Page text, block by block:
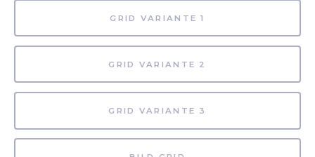
GRID VARIANTE 1
GRID VARIANTE 2
GRID VARIANTE 3